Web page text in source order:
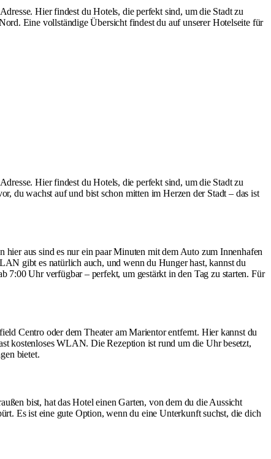
Hier findest du Hotels, die perfekt sind, um die Stadt zu
. Eine vollständige Übersicht findest du auf unsererHotelseite für
Hier findest du Hotels, die perfekt sind, um die Stadt zu
du wachst auf und bist schon mitten im Herzen der Stadt – das ist
aus sind es nur ein paar Minuten mit dem Auto zum Innenhafen
gibt es natürlich auch, und wenn du Hunger hast, kannst du
7:00 Uhr verfügbar – perfekt, um gestärkt in den Tag zu starten. Für
Centro oder dem Theater am Marientor entfernt. Hier kannst du
kostenloses WLAN. Die Rezeption ist rund um die Uhr besetzt,
bietet.
bist, hat das Hotel einen Garten, von dem du die Aussicht
Es ist eine gute Option, wenn du eine Unterkunft suchst, die dich